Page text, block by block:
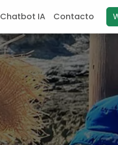
Chatbot IA Contacto